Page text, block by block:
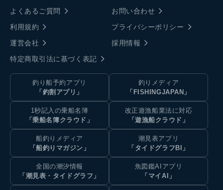
よくあるご質問
お問い合わせ
利用規約
プライバシーポリシー
運営会社
採用情報
特定商取引法に基づく表記
釣り船予約アプリ
「釣割アプリ」
釣りメディア
「FISHINGJAPAN」
1秒記入の乗船名簿
「乗船名簿クラウド」
改正遊漁船業法に対応
「遊漁船クラウド」
船釣りメディア
「船釣りマガジン」
潮見表アプリ
「タイドグラフBI」
全国の潮汐情報
「潮見表・タイドグラフ」
魚図鑑AIアプリ
「マイAI」